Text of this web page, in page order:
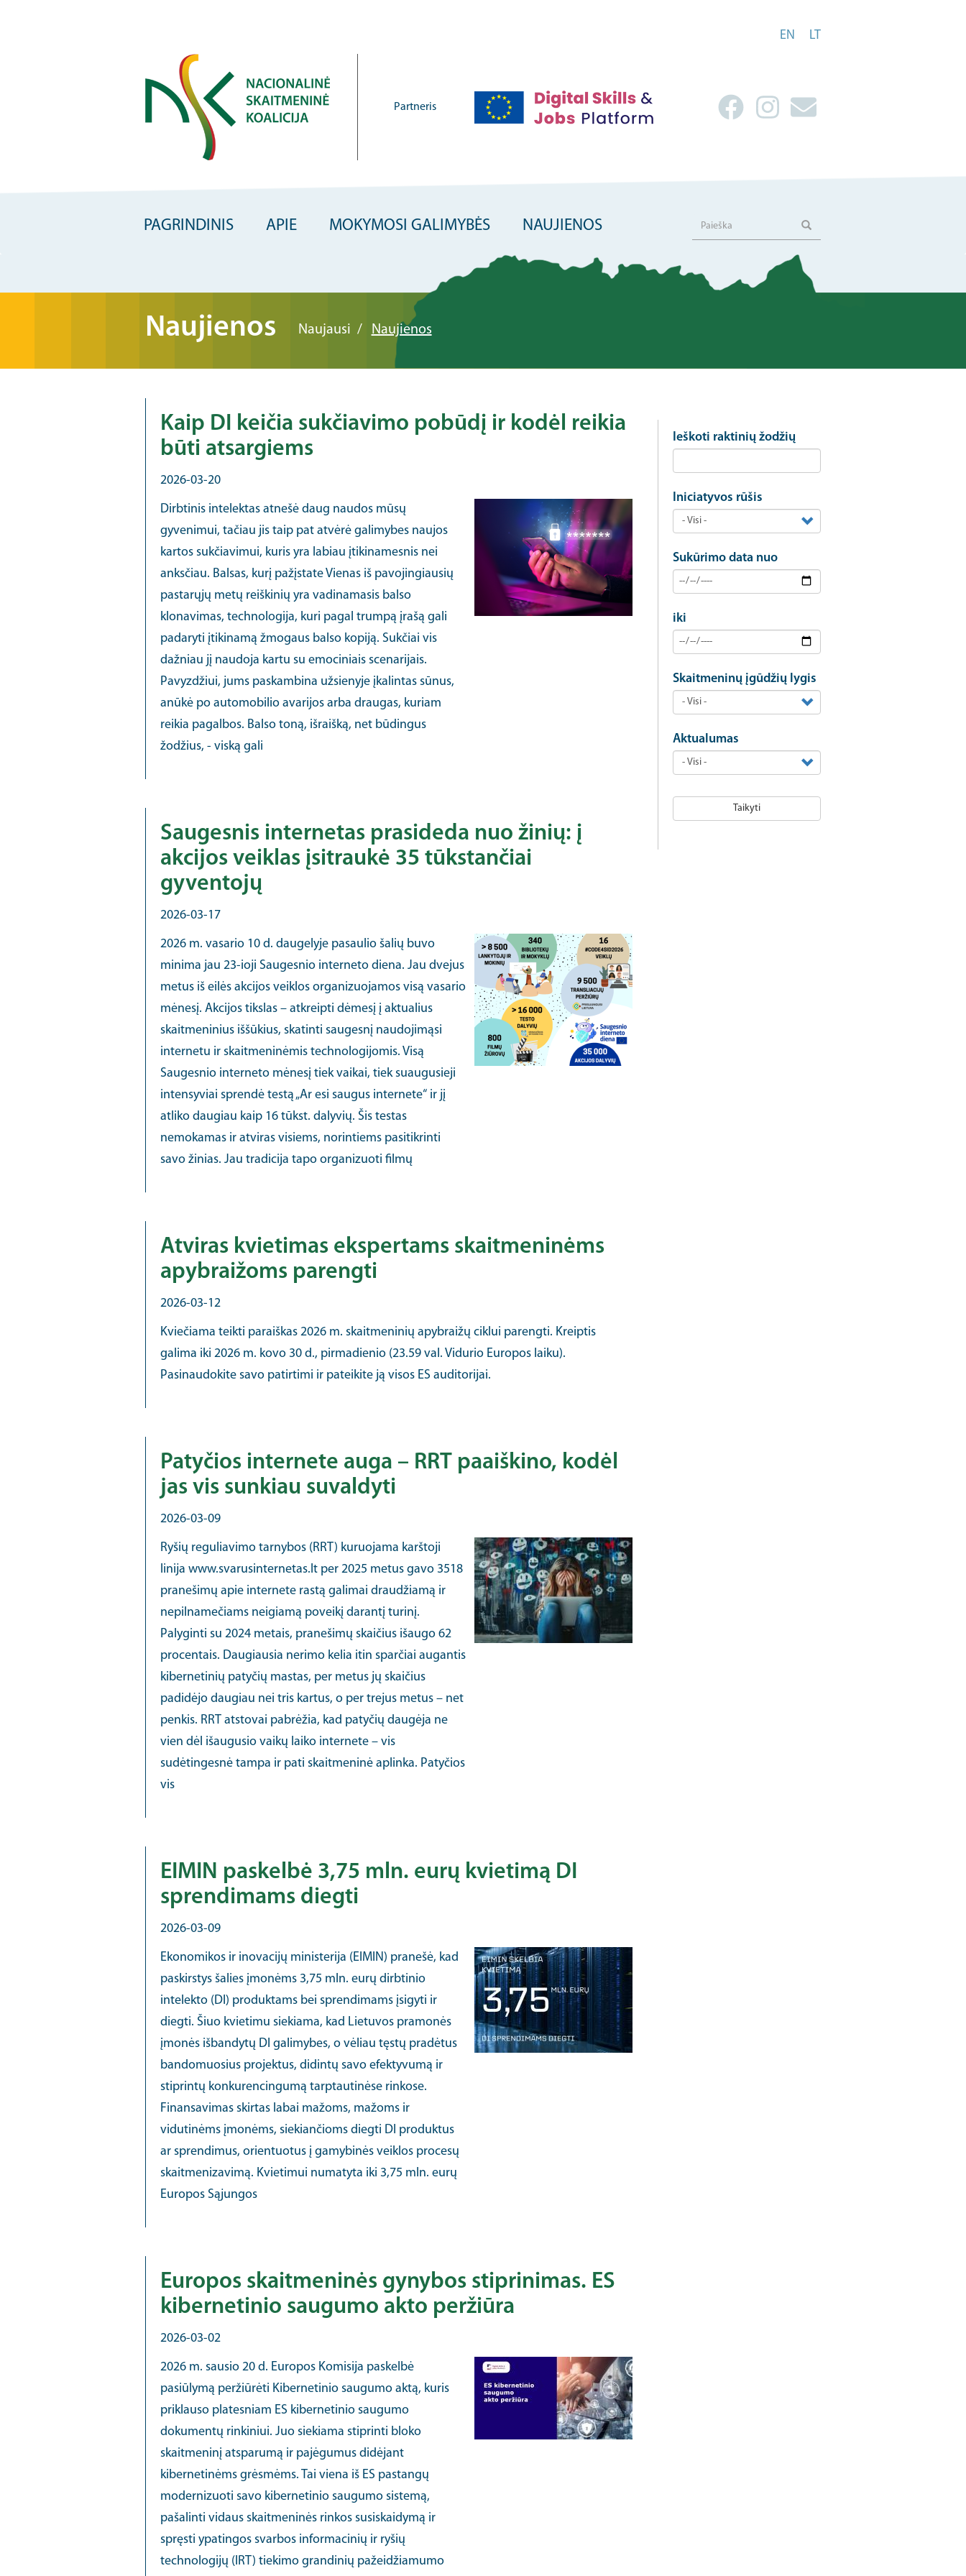
EN LT
Partneris
PAGRINDINIS APIE MOKYMOSI GALIMYBĖS NAUJIENOS Paieška Paieška
Naujienos Naujausi Naujienos
Kaip DI keičia sukčiavimo pobūdį ir kodėl reikia
būti atsargiems
2026-03-20
Dirbtinis intelektas atnešė daug naudos mūsų
gyvenimui, tačiau jis taip pat atvėrė galimybes naujos
kartos sukčiavimui, kuris yra labiau įtikinamesnis nei
anksčiau. Balsas, kurį pažįstate Vienas iš pavojingiausių
pastarųjų metų reiškinių yra vadinamasis balso
klonavimas, technologija, kuri pagal trumpą įrašą gali
padaryti įtikinamą žmogaus balso kopiją. Sukčiai vis
dažniau jį naudoja kartu su emociniais scenarijais.
Pavyzdžiui, jums paskambina užsienyje įkalintas sūnus,
anūkė po automobilio avarijos arba draugas, kuriam
reikia pagalbos. Balso toną, išraišką, net būdingus
žodžius, - viską gali
Saugesnis internetas prasideda nuo žinių: į
akcijos veiklas įsitraukė 35 tūkstančiai
gyventojų
2026-03-17
2026 m. vasario 10 d. daugelyje pasaulio šalių buvo
minima jau 23-ioji Saugesnio interneto diena. Jau dvejus
metus iš eilės akcijos veiklos organizuojamos visą vasario
mėnesį. Akcijos tikslas – atkreipti dėmesį į aktualius
skaitmeninius iššūkius, skatinti saugesnį naudojimąsi
internetu ir skaitmeninėmis technologijomis. Visą
Saugesnio interneto mėnesį tiek vaikai, tiek suaugusieji
intensyviai sprendė testą „Ar esi saugus internete“ ir jį
atliko daugiau kaip 16 tūkst. dalyvių. Šis testas
nemokamas ir atviras visiems, norintiems pasitikrinti
savo žinias. Jau tradicija tapo organizuoti filmų
Atviras kvietimas ekspertams skaitmeninėms
apybraižoms parengti
2026-03-12
Kviečiama teikti paraiškas 2026 m. skaitmeninių apybraižų ciklui parengti. Kreiptis
galima iki 2026 m. kovo 30 d., pirmadienio (23.59 val. Vidurio Europos laiku).
Pasinaudokite savo patirtimi ir pateikite ją visos ES auditorijai.
Patyčios internete auga – RRT paaiškino, kodėl
jas vis sunkiau suvaldyti
2026-03-09
Ryšių reguliavimo tarnybos (RRT) kuruojama karštoji
linija www.svarusinternetas.lt per 2025 metus gavo 3518
pranešimų apie internete rastą galimai draudžiamą ir
nepilnamečiams neigiamą poveikį darantį turinį.
Palyginti su 2024 metais, pranešimų skaičius išaugo 62
procentais. Daugiausia nerimo kelia itin sparčiai augantis
kibernetinių patyčių mastas, per metus jų skaičius
padidėjo daugiau nei tris kartus, o per trejus metus – net
penkis. RRT atstovai pabrėžia, kad patyčių daugėja ne
vien dėl išaugusio vaikų laiko internete – vis
sudėtingesnė tampa ir pati skaitmeninė aplinka. Patyčios
vis
EIMIN paskelbė 3,75 mln. eurų kvietimą DI
sprendimams diegti
2026-03-09
Ekonomikos ir inovacijų ministerija (EIMIN) pranešė, kad
paskirstys šalies įmonėms 3,75 mln. eurų dirbtinio
intelekto (DI) produktams bei sprendimams įsigyti ir
diegti. Šiuo kvietimu siekiama, kad Lietuvos pramonės
įmonės išbandytų DI galimybes, o vėliau tęstų pradėtus
bandomuosius projektus, didintų savo efektyvumą ir
stiprintų konkurencingumą tarptautinėse rinkose.
Finansavimas skirtas labai mažoms, mažoms ir
vidutinėms įmonėms, siekiančioms diegti DI produktus
ar sprendimus, orientuotus į gamybinės veiklos procesų
skaitmenizavimą. Kvietimui numatyta iki 3,75 mln. eurų
Europos Sąjungos
Europos skaitmeninės gynybos stiprinimas. ES
kibernetinio saugumo akto peržiūra
2026-03-02
2026 m. sausio 20 d. Europos Komisija paskelbė
pasiūlymą peržiūrėti Kibernetinio saugumo aktą, kuris
priklauso platesniam ES kibernetinio saugumo
dokumentų rinkiniui. Juo siekiama stiprinti bloko
skaitmeninį atsparumą ir pajėgumus didėjant
kibernetinėms grėsmėms. Tai viena iš ES pastangų
modernizuoti savo kibernetinio saugumo sistemą,
pašalinti vidaus skaitmeninės rinkos susiskaidymą ir
spręsti ypatingos svarbos informacinių ir ryšių
technologijų (IRT) tiekimo grandinių pažeidžiamumo
Ieškoti raktinių žodžių
Iniciatyvos rūšis
Sukūrimo data nuo
iki
Skaitmeninų įgūdžių lygis
Aktualumas
Taikyti